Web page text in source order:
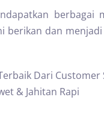
berikan dan
Dari Customer
& Jahitan Rapi